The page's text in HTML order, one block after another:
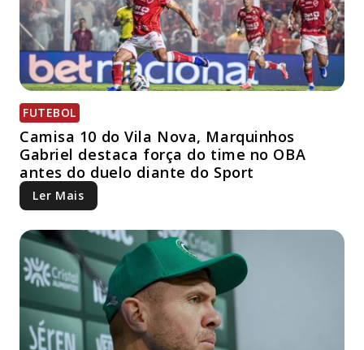
FUTEBOL
Camisa 10 do Vila Nova, Marquinhos
Gabriel destaca força do time no OBA
antes do duelo diante do Sport
Ler Mais